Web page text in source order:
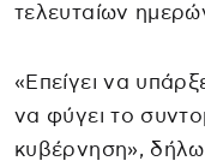
τελευταίων
«Επείγει να
να φύγει το
κυβέρνηση»,